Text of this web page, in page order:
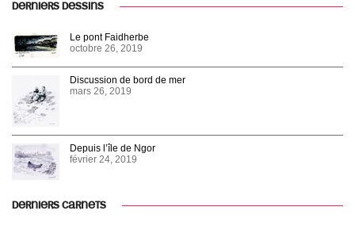
DERNIERS DESSINS
Le pont Faidherbe
octobre 26, 2019
Discussion de bord de mer
mars 26, 2019
Depuis l’île de Ngor
février 24, 2019
DERNIERS CARNETS